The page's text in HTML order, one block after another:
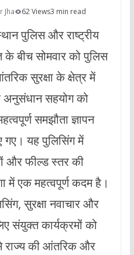
Jha 62 Views3 min read
पुलिस और राष्ट्रीय
के बीच सोमवार को पुलिस
सुरक्षा के क्षेत्र में
सहयोग को
समझौता ज्ञापन
गए। यह पुलिसिंग में
और फील्ड स्तर की
में एक महत्वपूर्ण कदम है।
सुरक्षा नवाचार और
संयुक्त कार्यक्रमों को
राज्य की आंतरिक और